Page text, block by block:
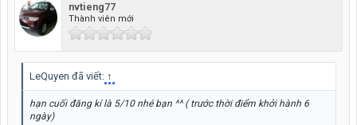
nvtieng77
Thành viên mới
LeQuyen đã viết: ↑
hạn cuối đăng kí là 5/10 nhé bạn ^^ ( trước thời điểm khởi hành 6
ngày)